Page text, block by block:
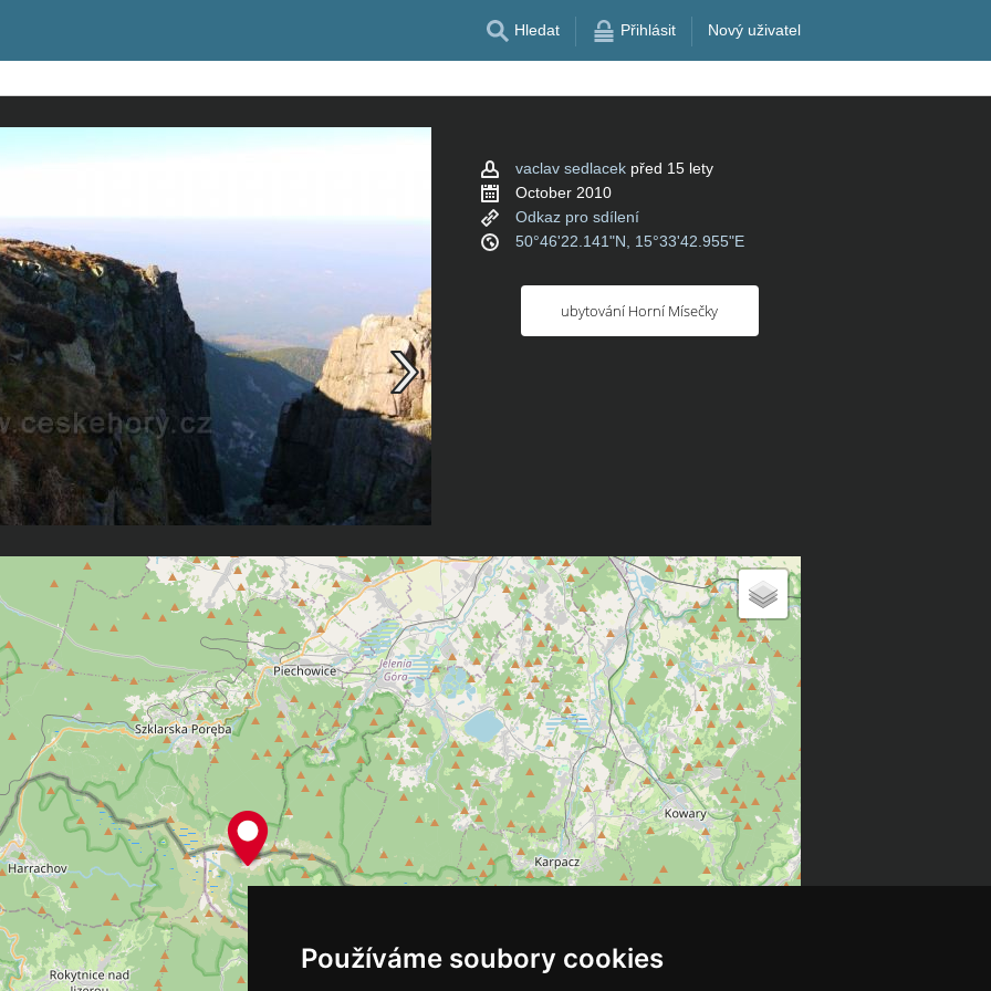
Používáme soubory cookies
Hledat Přihlásit Nový uživatel
vaclav sedlacek před 15 lety
October 2010
Odkaz pro sdílení
50°46'22.141"N, 15°33'42.955"E
ubytování Horní Mísečky